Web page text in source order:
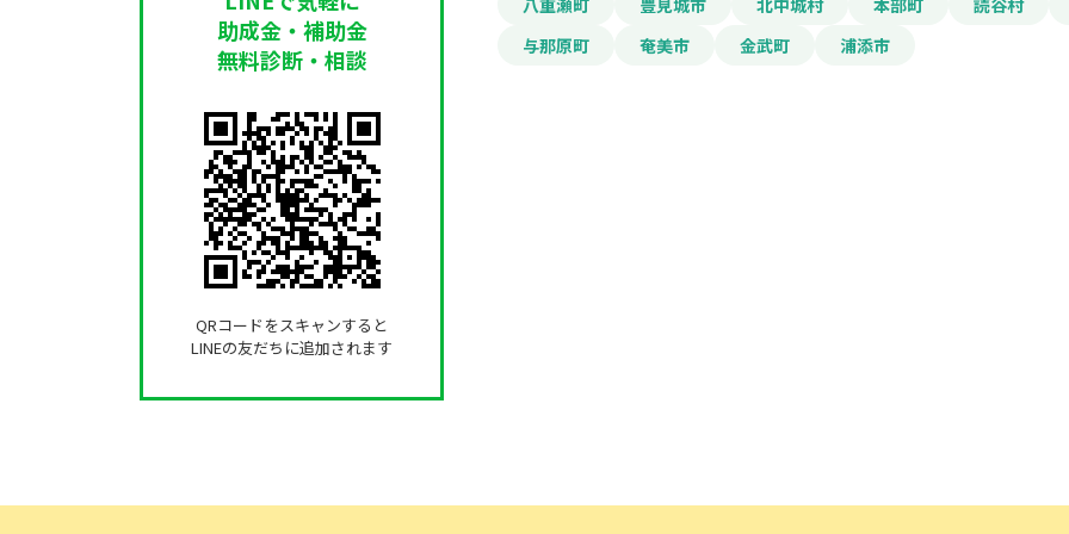
助成金・補助金
無料診断・相談
QRコードをスキャンすると
LINEの友だちに追加されます
八重瀬町
豊見城市 北中城村 本部町 読谷村
与那原町
奄美市 金武町 浦添市